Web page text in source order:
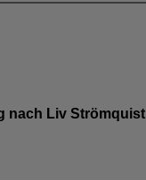
nach Liv Strömquist